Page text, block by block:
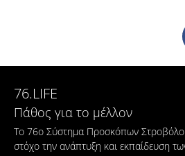
76.LIFE
Πάθος για το μέλλον
Το 76ο Σύστημα Προσκόπων
στόχο την ανάπτυξη και εκπαίδευση